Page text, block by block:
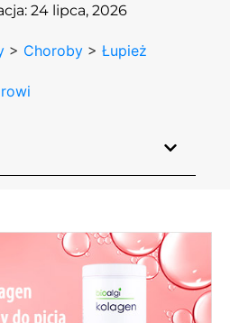
24 lipca, 2026
> Choroby >Łupież